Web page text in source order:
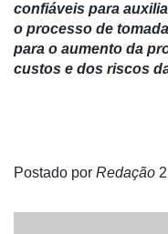
confiáveis para
o processo de
para o aumento da
custos e dos riscos
Postado por Redação